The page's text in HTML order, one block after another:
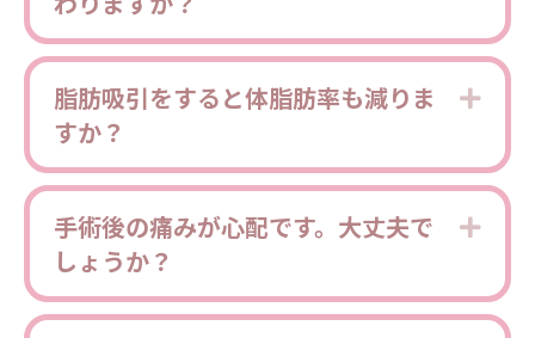
脂肪吸引をすると体脂肪率も減りま
すか？
手術後の痛みが心配です。大丈夫で
しょうか？